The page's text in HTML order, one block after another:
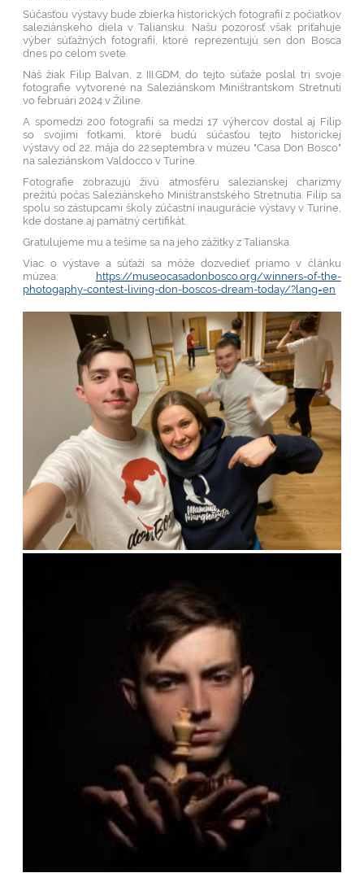
Súčasťou výstavy bude zbierka historických fotografií z počiatkov
saleziánskeho diela v Taliansku. Našu pozorosť však priťahuje
výber súťažných fotografií, ktoré reprezentujú sen don Bosca
dnes po celom svete.
Náš žiak Filip Balvan, z III.GDM, do tejto súťaže poslal tri svoje
fotografie vytvorené na Saleziánskom Miništrantskom Stretnutí
vo februári 2024 v Žiline.
A spomedzi 200 fotografií sa medzi 17 výhercov dostal aj Filip
so svojimi fotkami, ktoré budú súčasťou tejto historickej
výstavy od 22. mája do 22.septembra v múzeu "Casa Don Bosco"
na saleziánskom Valdocco v Turíne.
Fotografie zobrazujú živú atmosféru salezianskej charizmy
prežitú počas Saleziánskeho Miništranstského Stretnutia. Filip sa
spolu so zástupcami školy zúčastní inaugurácie výstavy v Turíne,
kde dostane aj pamätný certifikát.
Gratulujeme mu a tešíme sa na jeho zážitky z Talianska.
Viac o výstave a súťaží sa môže dozvedieť priamo v článku
múzea: https://museocasadonbosco.org/winners-of-the-
photogaphy-contest-living-don-boscos-dream-today/?lang=en